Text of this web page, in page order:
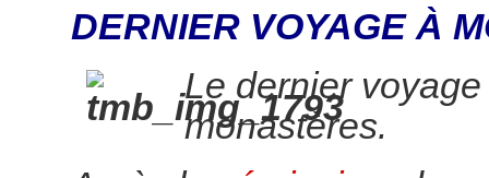
DERNIER VOYAGE À
Le dernier
monastères.